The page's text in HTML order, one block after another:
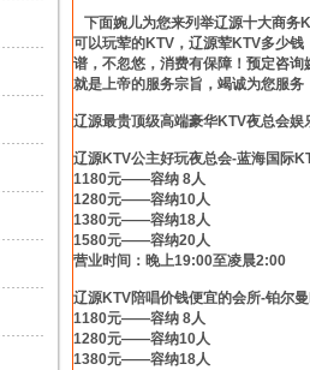
下面婉儿为您来列举辽源十大商务
可以玩荤的KTV，辽源荤KTV多少
谱，不忽悠，消费有保障！预定咨
就是上帝的服务宗旨，竭诚为您服务
辽源最贵顶级高端豪华KTV夜总会
辽源KTV公主好玩夜总会-蓝海国际
1180元——容纳 8人
1280元——容纳10人
1380元——容纳18人
1580元——容纳20人
营业时间：晚上19:00至凌晨2:00
辽源KTV陪唱价钱便宜的会所-铂尔
1180元——容纳 8人
1280元——容纳10人
1380元——容纳18人